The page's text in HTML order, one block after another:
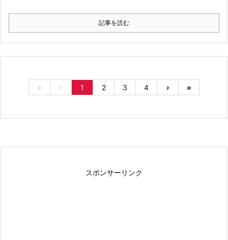
記事を読む
« ‹ 1 2 3 4 › »
スポンサーリンク